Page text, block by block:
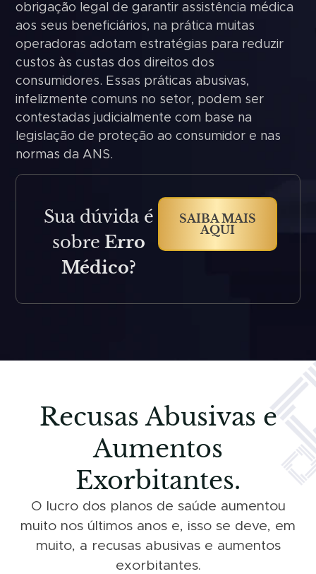
obrigação legal de garantir assistência médica
aos seus beneficiários, na prática muitas
operadoras adotam estratégias para reduzir
custos às custas dos direitos dos
consumidores. Essas práticas abusivas,
infelizmente comuns no setor, podem ser
contestadas judicialmente com base na
legislação de proteção ao consumidor e nas
normas da ANS.
Sua dúvida é
sobre Erro
Médico?
SAIBA MAIS
AQUI
Recusas Abusivas e
Aumentos
Exorbitantes.
O lucro dos planos de saúde aumentou
muito nos últimos anos e, isso se deve, em
muito, a recusas abusivas e aumentos
exorbitantes.